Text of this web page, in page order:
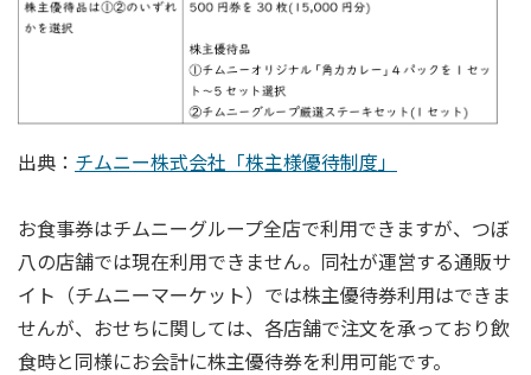
出典： チムニー株式会社「株主様優待制度」
お食事券はチムニーグループ全店で利用できますが、つぼ
八の店舗では現在利用できません。同社が運営する通販サ
イト（チムニーマーケット）では株主優待券利用はできま
せんが、おせちに関しては、各店舗で注文を承っており飲
食時と同様にお会計に株主優待券を利用可能です。